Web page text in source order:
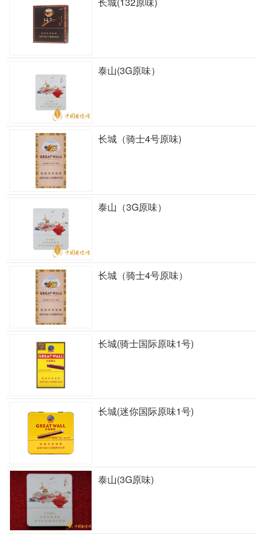
泰山(3G原味）
长城（骑士4号原味)
泰山（3G原味）
长城（骑士4号原味）
长城(骑士国际原味1号)
长城(迷你国际原味1号)
泰山(3G原味)